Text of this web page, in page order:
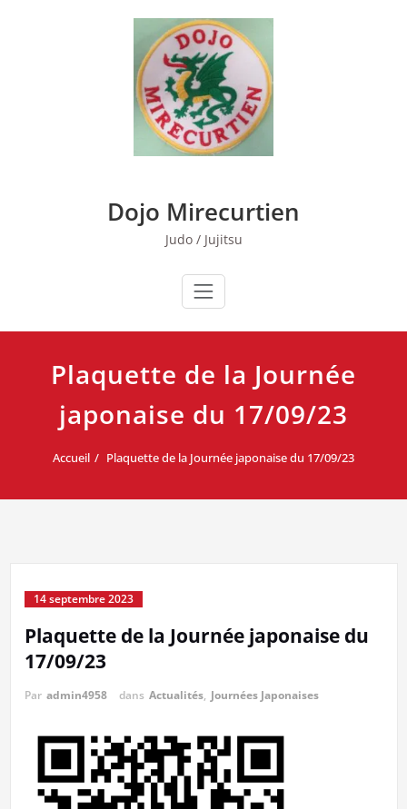
Dojo Mirecurtien
Judo / Jujitsu
Plaquette de la Journée
japonaise du 17/09/23
Accueil Plaquette de la Journée japonaise du 17/09/23
14 septembre 2023
Plaquette de la Journée japonaise du
17/09/23
Par admin4958 dans Actualités, Journées Japonaises